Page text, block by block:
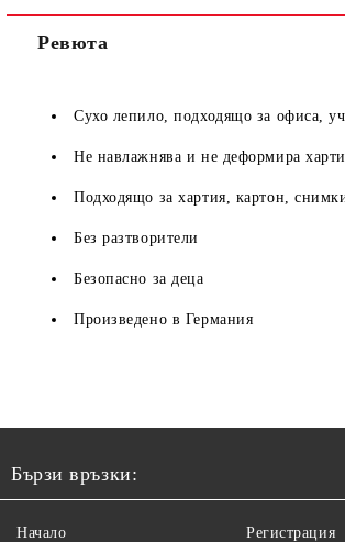
Ревюта
Сухо лепило, подходящо за офиса,
Не навлажнява и не деформира
Подходящо за хартия, картон,
Без разтворители
Безопасно за деца
Произведено в Германия
Бързи връзки:
Начало Регистрация